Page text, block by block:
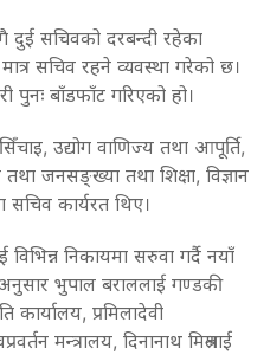
दुई सचिवको दरबन्दी रहेका
सचिव रहने व्यवस्था गरेको छ।
बाँडफाँट गरिएको हो।
उद्योग वाणिज्य तथा आपूर्ति,
जनसङ्ख्या तथा शिक्षा, विज्ञान
सचिव कार्यरत थिए।
निकायमा सरुवा गर्दै नयाँ
भुपाल बराललाई गण्डकी
कार्यालय, प्रमिलादेवी
मन्त्रालय, दिनानाथ मिश्रलाई